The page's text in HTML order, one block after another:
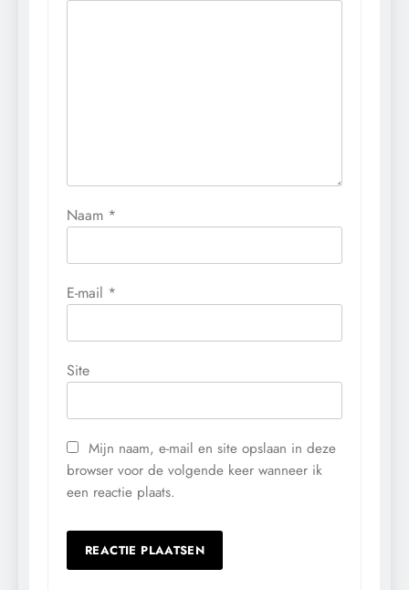
Naam *
E-mail *
Site
Mijn naam, e-mail en site opslaan in deze
browser voor de volgende keer wanneer ik
een reactie plaats.